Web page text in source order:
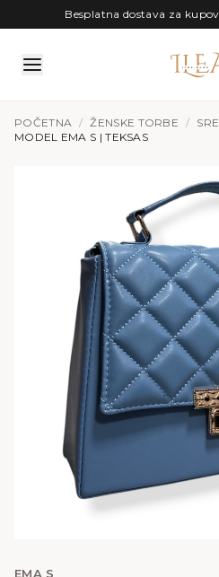
Preskoči na sadržaj
Besplatna dostava za
POČETNA / ŽENSKE TORBE /
MODEL EMA S | TEKSAS
EMA S